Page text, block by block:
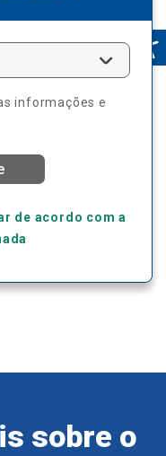
informações e
de acordo com a
sobre o